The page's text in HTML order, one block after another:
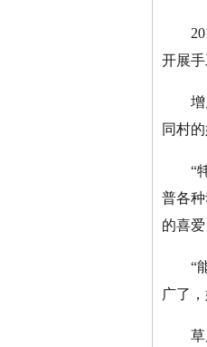
2019
开展
增周
同村
“牦
普各
的喜
“能
广了
草原